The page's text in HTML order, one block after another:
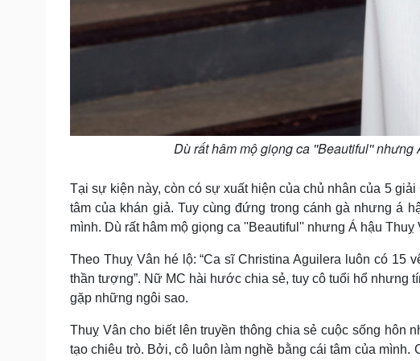
Dù rất hâm mộ giọng ca ''Beautiful''
Tại sự kiện này, còn có sự xuất hiện của chủ nhân của 5
tâm của khán giả. Tuy cùng đứng trong cánh gà nhưng á
mình. Dù rất hâm mộ giọng ca ''Beautiful'' nhưng Á hậu
Theo Thuỵ Vân hé lộ: “Ca sĩ Christina Aguilera luôn có
thần tượng”. Nữ MC hài hước chia sẻ, tuy cô tuổi hổ nhưng
gặp những ngôi sao.
Thuỵ Vân cho biết lên truyền thông chia sẻ cuộc sống hôn
tạo chiêu trò. Bởi, cô luôn làm nghề bằng cái tâm của